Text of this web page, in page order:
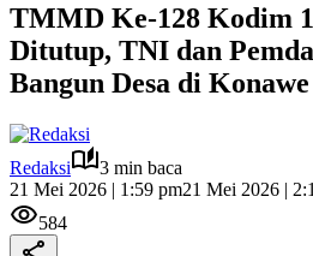
TMMD Ke-128 Kodim
Ditutup, TNI dan
Bangun Desa di
Redaksi
3 min baca
21 Mei 2026 | 1:59 pm21 Mei 2026 |
584